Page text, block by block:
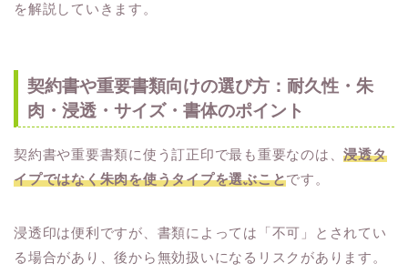
を解説していきます。
契約書や重要書類向けの選び方：耐久性・朱
肉・浸透・サイズ・書体のポイント
契約書や重要書類に使う訂正印で最も重要なのは、浸透タ
イプではなく朱肉を使うタイプを選ぶことです。
浸透印は便利ですが、書類によっては「不可」とされてい
る場合があり、後から無効扱いになるリスクがあります。